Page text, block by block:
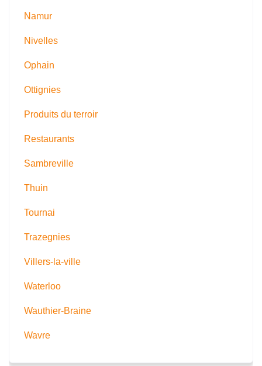
Namur
Nivelles
Ophain
Ottignies
Produits du terroir
Restaurants
Sambreville
Thuin
Tournai
Trazegnies
Villers-la-ville
Waterloo
Wauthier-Braine
Wavre